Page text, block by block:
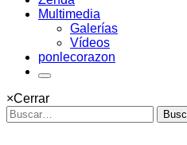
Multimedia
Galerías
Vídeos
ponlecorazon
×Cerrar